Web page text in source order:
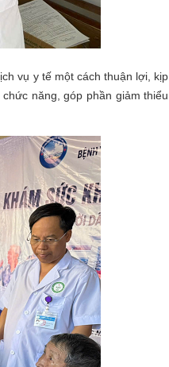
vụ y tế một cách thuận lợi, kịp
năng, góp phần giảm thiểu